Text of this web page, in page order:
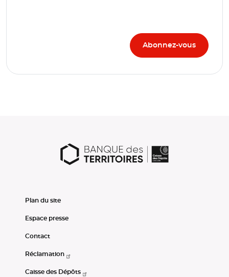
Plan du site
Espace presse
Contact
Réclamation
Caisse des Dépôts